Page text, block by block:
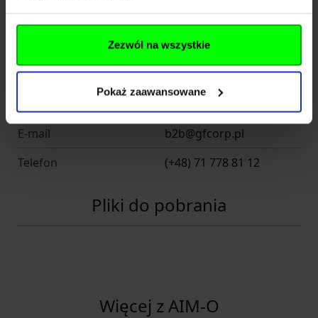
Zezwól na wszystkie
Pokaż zaawansowane
Jana Długosza 42-46
Kod pocztowy
51-162
E-mail
b2b@gfcorp.pl
Telefon
(+48) 71 778 81 12
Pliki do pobrania
Więcej z AIM-O